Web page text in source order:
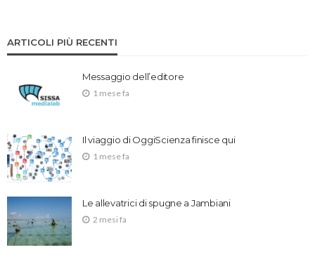
ARTICOLI PIÙ RECENTI
Messaggio dell’editore
1 mese fa
Il viaggio di OggiScienza finisce qui
1 mese fa
Le allevatrici di spugne a Jambiani
2 mesi fa